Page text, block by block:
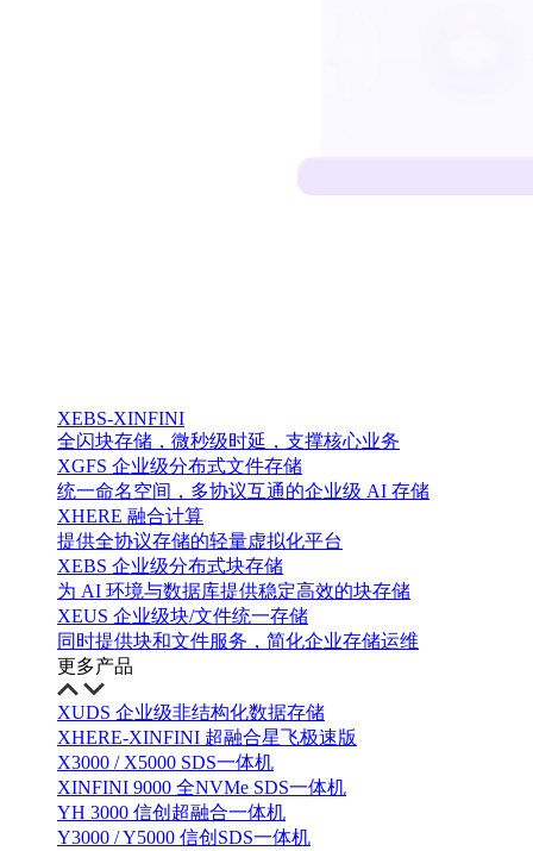
XEBS-XINFINI
全闪块存储，微秒级时延，支撑核心业务
XGFS 企业级分布式文件存储
统一命名空间，多协议互通的企业级 AI 存储
XHERE 融合计算
提供全协议存储的轻量虚拟化平台
XEBS 企业级分布式块存储
为 AI 环境与数据库提供稳定高效的块存储
XEUS 企业级块/文件统一存储
同时提供块和文件服务，简化企业存储运维
更多产品
XUDS 企业级非结构化数据存储
XHERE-XINFINI 超融合星飞极速版
X3000 / X5000 SDS一体机
XINFINI 9000 全NVMe SDS一体机
YH 3000 信创超融合一体机
Y3000 / Y5000 信创SDS一体机